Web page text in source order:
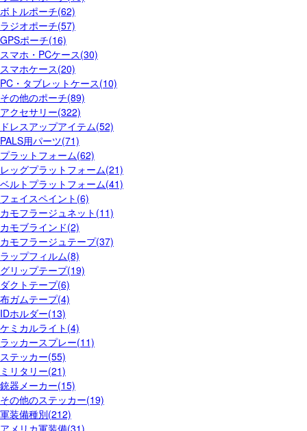
ボトルポーチ(62)
ラジオポーチ(57)
GPSポーチ(16)
スマホ・PCケース(30)
スマホケース(20)
PC・タブレットケース(10)
その他のポーチ(89)
アクセサリー(322)
ドレスアップアイテム(52)
PALS用パーツ(71)
プラットフォーム(62)
レッグプラットフォーム(21)
ベルトプラットフォーム(41)
フェイスペイント(6)
カモフラージュネット(11)
カモブラインド(2)
カモフラージュテープ(37)
ラップフィルム(8)
グリップテープ(19)
ダクトテープ(6)
布ガムテープ(4)
IDホルダー(13)
ケミカルライト(4)
ラッカースプレー(11)
ステッカー(55)
ミリタリー(21)
銃器メーカー(15)
その他のステッカー(19)
軍装備種別(212)
アメリカ軍装備(31)